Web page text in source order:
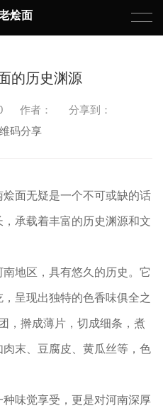
烩面
的历史渊源
作者：
分享到：
码分享
面无疑是一个不可或缺的话
承载着丰富的历史渊源和文
地区，具有悠久的历史。它
呈现出独特的色香味俱全之
，擀成薄片，切成细条，煮
末、豆腐皮、黄瓜丝等，色
味觉享受，更是对河南深厚